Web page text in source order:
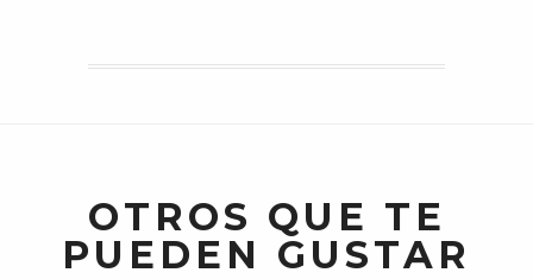
OTROS QUE TE
PUEDEN GUSTAR